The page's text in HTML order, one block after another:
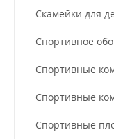
Скамейки для
Спортивное
Спортивные
Спортивные
Спортивные